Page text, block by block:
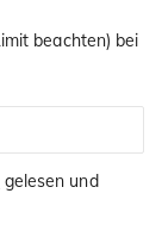
beachten) bei
gelesen und